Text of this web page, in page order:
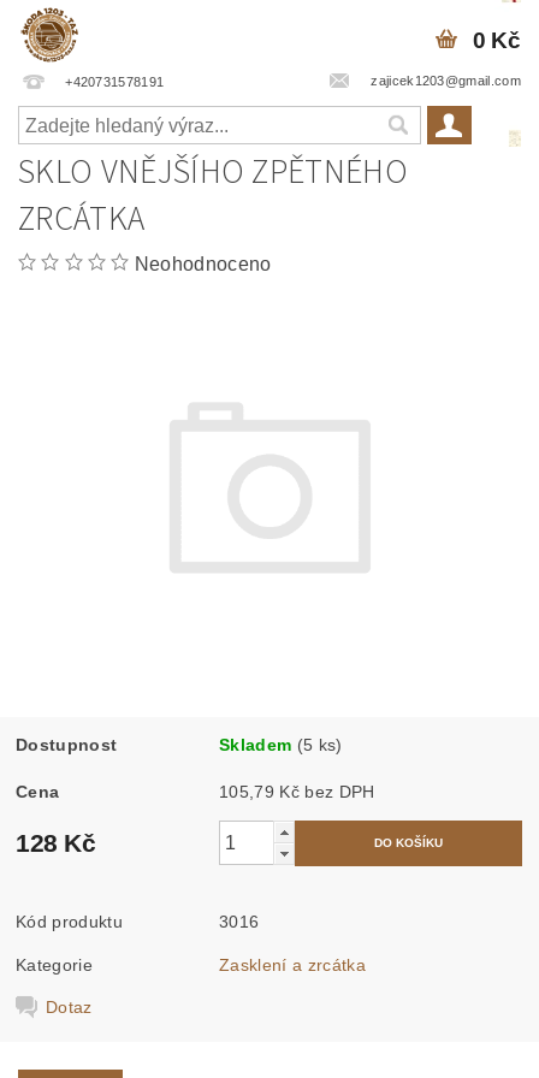
+420731578191 zajicek1203@gmail.com
0 Kč
SKLO VNĚJŠÍHO ZPĚTNÉHO
ZRCÁTKA
Neohodnoceno
Dostupnost Skladem (5 ks)
Cena 105,79 Kč bez DPH
128 Kč
Kód produktu 3016
Kategorie Zasklení a zrcátka
Dotaz